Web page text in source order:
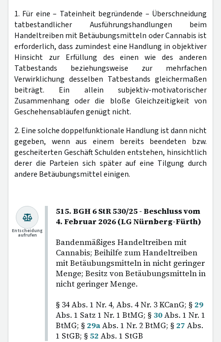
1. Für eine – Tateinheit begründende – Überschneidung
tatbestandlicher Ausführungshandlungen beim
Handeltreiben mit Betäubungsmitteln oder Cannabis ist
erforderlich, dass zumindest eine Handlung in objektiver
Hinsicht zur Erfüllung des einen wie des anderen
Tatbestands beziehungsweise zur mehrfachen
Verwirklichung desselben Tatbestands gleichermaßen
beiträgt. Ein allein subjektiv-motivatorischer
Zusammenhang oder die bloße Gleichzeitigkeit von
Geschehensabläufen genügt nicht.
2. Eine solche doppelfunktionale Handlung ist dann nicht
gegeben, wenn aus einem bereits beendeten bzw.
gescheiterten Geschäft Schulden entstehen, hinsichtlich
derer die Parteien sich später auf eine Tilgung durch
andere Betäubungsmittel einigen.
515. BGH 6 StR 530/25 - Beschluss vom
4. Februar 2026 (LG Nürnberg-Fürth)
Bandenmäßiges Handeltreiben mit
Cannabis; Beihilfe zum Handeltreiben
mit Betäubungsmitteln in nicht geringer
Menge; Besitz von Betäubungsmitteln in
nicht geringer Menge.
§ 34 Abs. 1 Nr. 4, Abs. 4 Nr. 3 KCanG; § 29
Abs. 1 Satz 1 Nr. 1 BtMG; § 30Abs. 1 Nr. 1
BtMG; § 29aAbs. 1 Nr. 2 BtMG; § 27 Abs.
1 StGB; § 52 Abs. 1 StGB
Entscheidung
aufrufen